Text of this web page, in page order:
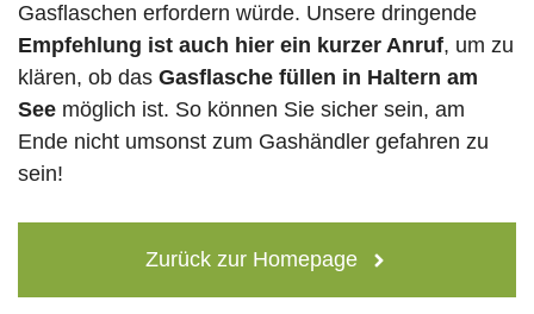
Gasflaschen erfordern würde. Unsere dringende
Empfehlung ist auch hier ein kurzer Anruf, um zu
klären, ob das Gasflasche füllen in Haltern am
See möglich ist. So können Sie sicher sein, am
Ende nicht umsonst zum Gashändler gefahren zu
sein!
Zurück zur Homepage